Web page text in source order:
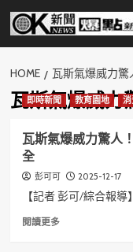
Skip
content
HOME 瓦斯氣爆威力驚
瓦斯氣爆威力
即時新聞 教育園地 消
瓦斯氣爆威力驚人
全
彭可可 2025-12-17
【記者 彭可/綜合報
閱讀更多Read